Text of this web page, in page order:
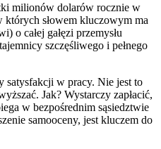
milionów dolarów rocznie w
których słowem kluczowym ma
o całej gałęzi przemysłu
szczęśliwego i pełnego
satysfakcji w pracy. Nie jest to
Jak? Wystarczy zapłacić,
w bezpośrednim sąsiedztwie
samooceny, jest kluczem do